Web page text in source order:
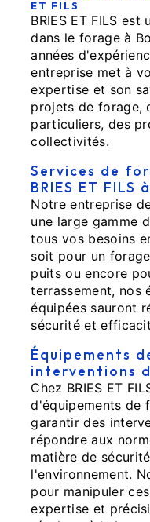
ET FILS
BRIES ET FILS
dans le forage à
années
entreprise met à
expertise et son
projets de forage,
particuliers, des
collectivités.
Services de
BRIES ET FILS
Notre entreprise
une large gamme
tous vos besoins
soit pour un
puits ou encore
terrassement, nos
équipées sauront
sécurité et
Équipements
interventions
Chez BRIES ET
d'équipements de
garantir des
répondre aux
matière de
l'environnement.
pour manipuler
expertise et